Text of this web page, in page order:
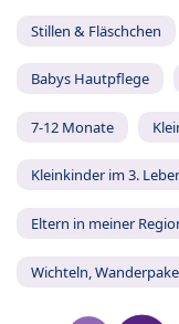
Stillen & Fläschchen
Babys Hautpflege
7-12 Monate
Kleinkinder im 3.
Eltern in meiner
Wichteln,